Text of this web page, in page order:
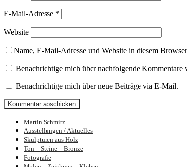
E-Mail-Adresse *
Website
Name, E-Mail-Adresse und Website in diesem
Benachrichtige mich über nachfolgende Kommentare
Benachrichtige mich über neue Beiträge via E-Mail.
Bilder und Skulpturen von Martin
Martin Schmitz
Ausstellungen / Aktuelles
Skulpturen aus Holz
Ton – Steine – Bronze
Fotografie